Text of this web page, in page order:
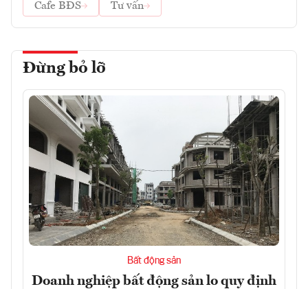
Cafe BĐS
Tư vấn
Đừng bỏ lỡ
Bất động sản
Doanh nghiệp bất động sản lo quy định